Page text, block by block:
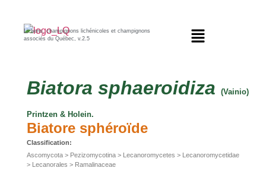
Lichens, champignons lichénicoles et champignons
associés du Québec, v.2.5
Biatora sphaeroidiza (Vainio)
Printzen & Holein.
Biatore sphéroïde
Classification:
Ascomycota > Pezizomycotina > Lecanoromycetes > Lecanoromycetidae
> Lecanorales > Ramalinaceae